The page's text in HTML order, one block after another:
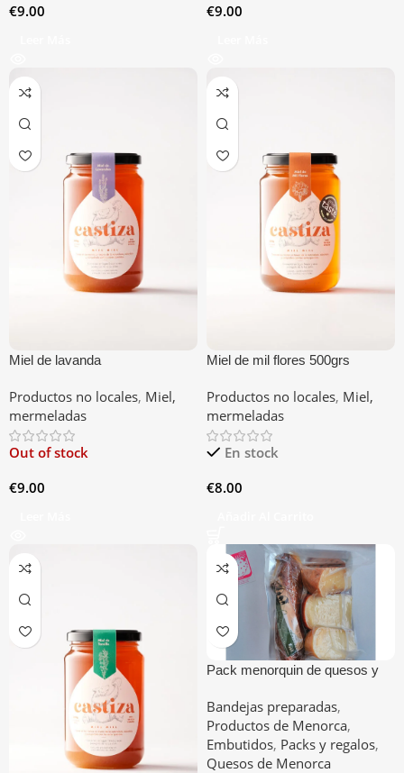
€9.00
€9.00
Miel de lavanda
Productos no locales, Miel,
mermeladas
Out of stock
€9.00
Miel de mil flores 500grs
Productos no locales, Miel,
mermeladas
En stock
€8.00
Pack menorquin de quesos y
Bandejas preparadas,
Productos de Menorca,
Embutidos, Packs y regalos,
Quesos de Menorca